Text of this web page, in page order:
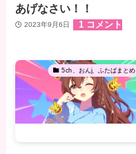
あげなさい！！
2023年9月6日 1 コメント
5ch、おんj、ふたばまとめ